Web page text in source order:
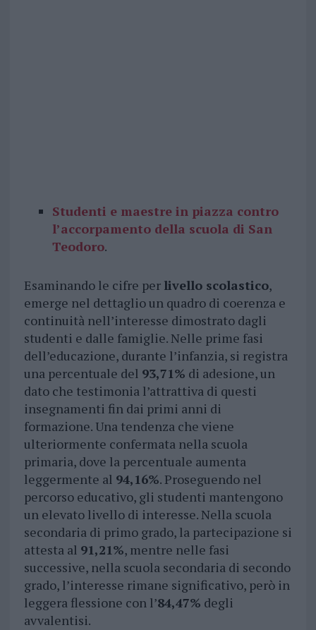
Studenti e maestre in piazza contro
l’accorpamento della scuola di San
Teodoro.
Esaminando le cifre per livello scolastico,
emerge nel dettaglio un quadro di coerenza e
continuità nell’interesse dimostrato dagli
studenti e dalle famiglie. Nelle prime fasi
dell’educazione, durante l’infanzia, si registra
una percentuale del 93,71% di adesione, un
dato che testimonia l’attrattiva di questi
insegnamenti fin dai primi anni di
formazione. Una tendenza che viene
ulteriormente confermata nella scuola
primaria, dove la percentuale aumenta
leggermente al 94,16%. Proseguendo nel
percorso educativo, gli studenti mantengono
un elevato livello di interesse. Nella scuola
secondaria di primo grado, la partecipazione si
attesta al 91,21%, mentre nelle fasi
successive, nella scuola secondaria di secondo
grado, l’interesse rimane significativo, però in
leggera flessione con l’84,47% degli
avvalentisi.